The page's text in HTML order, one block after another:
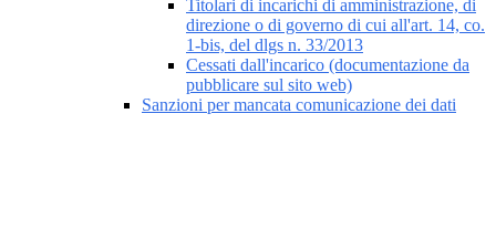
Titolari di incarichi di amministrazione, di
direzione o di governo di cui all'art. 14, co.
1-bis, del dlgs n. 33/2013
Cessati dall'incarico (documentazione da
pubblicare sul sito web)
Sanzioni per mancata comunicazione dei dati